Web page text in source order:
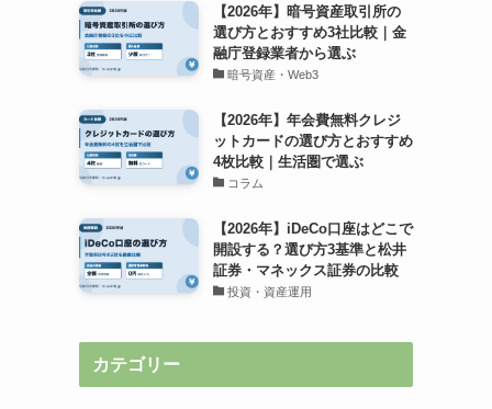
【2026年】暗号資産取引所の
選び方とおすすめ3社比較｜金
融庁登録業者から選ぶ
暗号資産・Web3
【2026年】年会費無料クレジ
ットカードの選び方とおすすめ
4枚比較｜生活圏で選ぶ
コラム
【2026年】iDeCo口座はどこで
開設する？選び方3基準と松井
証券・マネックス証券の比較
投資・資産運用
カテゴリー